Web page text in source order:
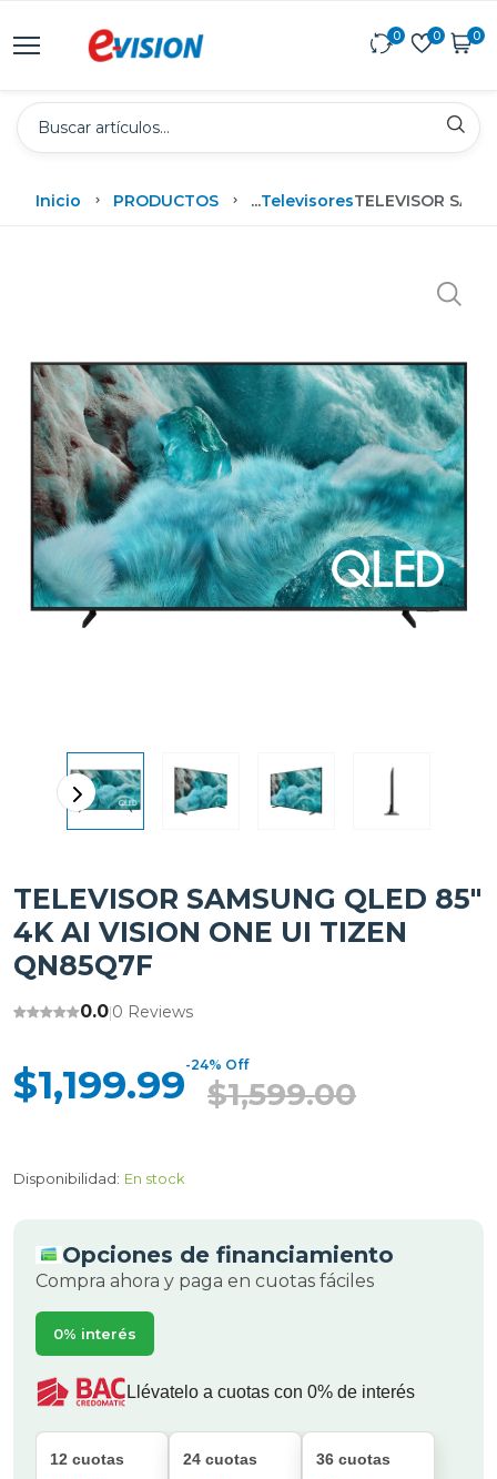
0 0 0
Inicio PRODUCTOS ...TelevisoresTELEVISOR
TELEVISOR SAMSUNG QLED 85"
4K AI VISION ONE UI TIZEN
QN85Q7F
0.0|0 Reviews
$1,199.99-24% Off
$1,599.00
Disponibilidad: En stock
Opciones de financiamiento
Compra ahora y paga en cuotas fáciles
0% interés
Llévatelo a cuotas con 0% de interés
12 cuotas 24 cuotas 36 cuotas